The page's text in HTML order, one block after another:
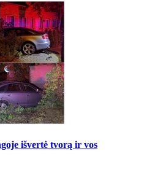
išvertė tvorą ir vos